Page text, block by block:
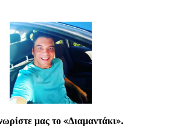
μας το «Διαμαντάκι».